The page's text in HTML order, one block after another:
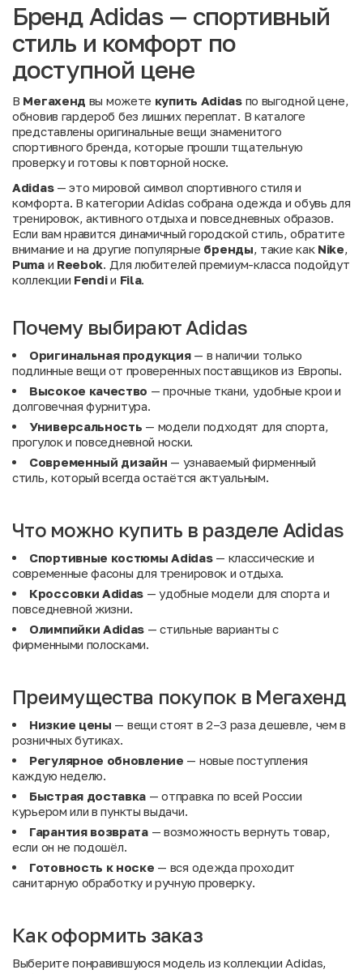
Бренд Adidas — спортивный
стиль и комфорт по
доступной цене
В Мегахенд вы можете купить Adidasпо выгодной цене,
обновив гардероб без лишних переплат. В каталоге
представлены оригинальные вещи знаменитого
спортивного бренда, которые прошли тщательную
проверку и готовы к повторной носке.
Adidas— это мировой символ спортивного стиля и
комфорта. В категории Adidas собрана одежда и обувь для
тренировок, активного отдыха и повседневных образов.
Если вам нравится динамичный городской стиль, обратите
внимание и на другие популярные бренды , такие как Nike
Pumaи Reebok . Для любителей премиум-класса подойдут
коллекции Fendiи Fila.
Почему выбирают Adidas
Оригинальная продукция— в наличии только
подлинные вещи от проверенных поставщиков из Европы.
Высокое качество — прочные ткани, удобные крои и
долговечная фурнитура.
Универсальность — модели подходят для спорта,
прогулок и повседневной носки.
Современный дизайн — узнаваемый фирменный
стиль, который всегда остаётся актуальным.
Что можно купить в разделе Adidas
Спортивные костюмы Adidas— классические и
современные фасоны для тренировок и отдыха.
Кроссовки Adidas — удобные модели для спорта и
повседневной жизни.
Олимпийки Adidas — стильные варианты с
фирменными полосками.
Преимущества покупок в Мегахенд
Низкие цены — вещи стоят в 2–3 раза дешевле, чем в
розничных бутиках.
Регулярное обновление — новые поступления
каждую неделю.
Быстрая доставка — отправка по всей России
курьером или в пункты выдачи.
Гарантия возврата— возможность вернуть товар,
если он не подошёл.
Готовность к носке — вся одежда проходит
санитарную обработку и ручную проверку.
Как оформить заказ
Выберите понравившуюся модель из коллекции Adidas,